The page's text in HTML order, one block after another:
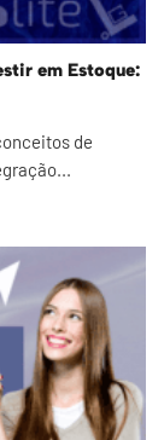
em Estoque:
de